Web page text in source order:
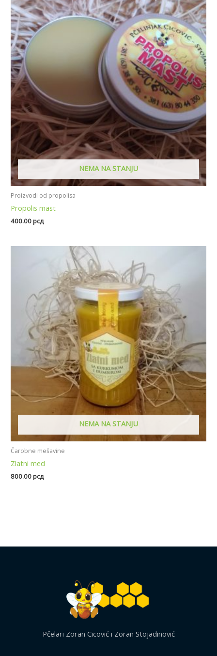
NEMA NA STANJU
Proizvodi od propolisa
Propolis mast
400.00рсд
NEMA NA STANJU
Čarobne mešavine
Zlatni med
800.00рсд
Pčelari Zoran Cicović i Zoran Stojadinović